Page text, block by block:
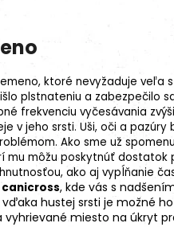
ktoré nevyžaduje veľa
plstnateniu a zabezpečilo
frekvenciu vyčesávania
v jeho srsti. Uši, oči a
Ako sme už
môžu poskytnúť dostatok
ako aj vypĺňanie
canicross, kde vás s
hustej srsti je možné
miesto na úkryt